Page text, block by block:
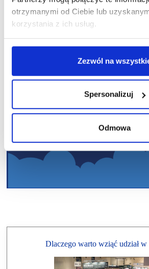
otrzymanymi od Ciebie lub
korzystania z ich usług.
Zezwól na
Spersonalizuj
Odmowa
Dlaczego warto wziąć udział w